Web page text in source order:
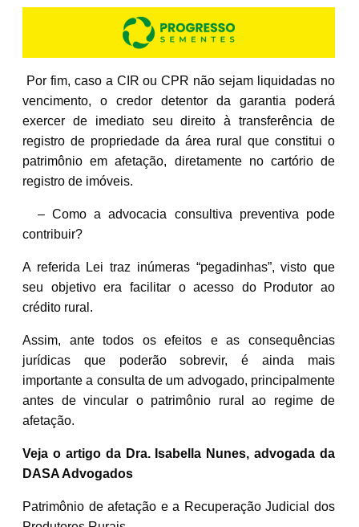
Por fim, caso a CIR ou CPR não sejam liquidadas no
vencimento, o credor detentor da garantia poderá
exercer de imediato seu direito à transferência de
registro de propriedade da área rural que constitui o
patrimônio em afetação, diretamente no cartório de
registro de imóveis.
– Como a advocacia consultiva preventiva pode
contribuir?
A referida Lei traz inúmeras “pegadinhas”, visto que
seu objetivo era facilitar o acesso do Produtor ao
crédito rural.
Assim, ante todos os efeitos e as consequências
jurídicas que poderão sobrevir, é ainda mais
importante a consulta de um advogado, principalmente
antes de vincular o patrimônio rural ao regime de
afetação.
Veja o artigo da Dra. Isabella Nunes, advogada da
DASA Advogados
Patrimônio de afetação e a Recuperação Judicial dos